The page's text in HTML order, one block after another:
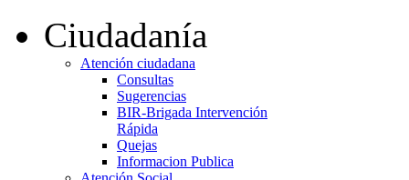
Ciudadanía
Atención ciudadana
Consultas
Sugerencias
BIR-Brigada Intervención
Rápida
Quejas
Informacion Publica